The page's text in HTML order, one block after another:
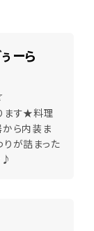
ーら
ます★料理
から内装ま
りが詰まった
♪